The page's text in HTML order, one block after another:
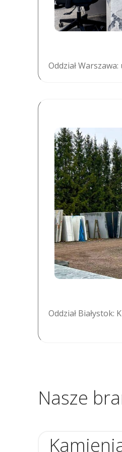
Oddział
Oddział Białystok:
Nasze